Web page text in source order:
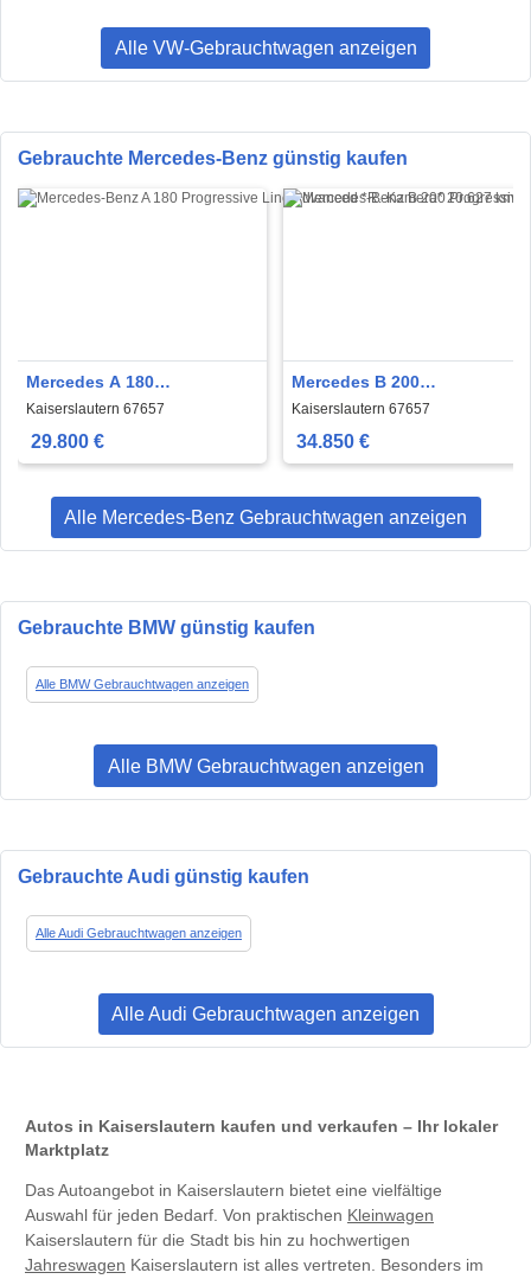
Alle VW-Gebrauchtwagen anzeigen
Gebrauchte Mercedes-Benz günstig kaufen
Mercedes A 180
Progressive Line Advanced
*R.-Kamera*
Kaiserslautern 67657
29.800 €
Mercedes B 200
Progressive*AHK*
Kaiserslautern 67657
34.850 €
Alle Mercedes-Benz Gebrauchtwagen anzeigen
Gebrauchte BMW günstig kaufen
Alle BMW Gebrauchtwagen anzeigen
Alle BMW Gebrauchtwagen anzeigen
Gebrauchte Audi günstig kaufen
Alle Audi Gebrauchtwagen anzeigen
Alle Audi Gebrauchtwagen anzeigen
Autos in Kaiserslautern kaufen und verkaufen – Ihr lokaler
Marktplatz
Das Autoangebot in Kaiserslautern bietet eine vielfältige
Auswahl für jeden Bedarf. Von praktischen Kleinwagen
Kaiserslautern für die Stadt bis hin zu hochwertigen
Jahreswagen Kaiserslautern ist alles vertreten. Besonders im